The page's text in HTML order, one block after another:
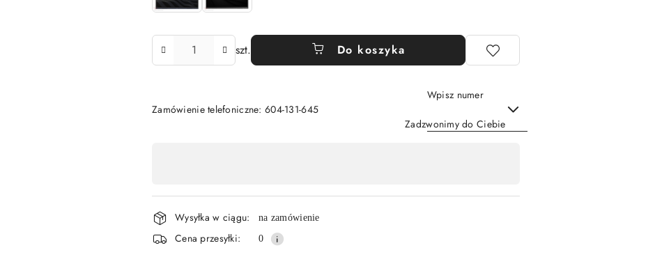
szt. Do koszyka
Zamówienie telefoniczne: 604-131-645
Wpisz numer
Zadzwonimy do Ciebie
płatność
i
dostawa
Wysyłka w ciągu: na zamówienie
Cena przesyłki: 0